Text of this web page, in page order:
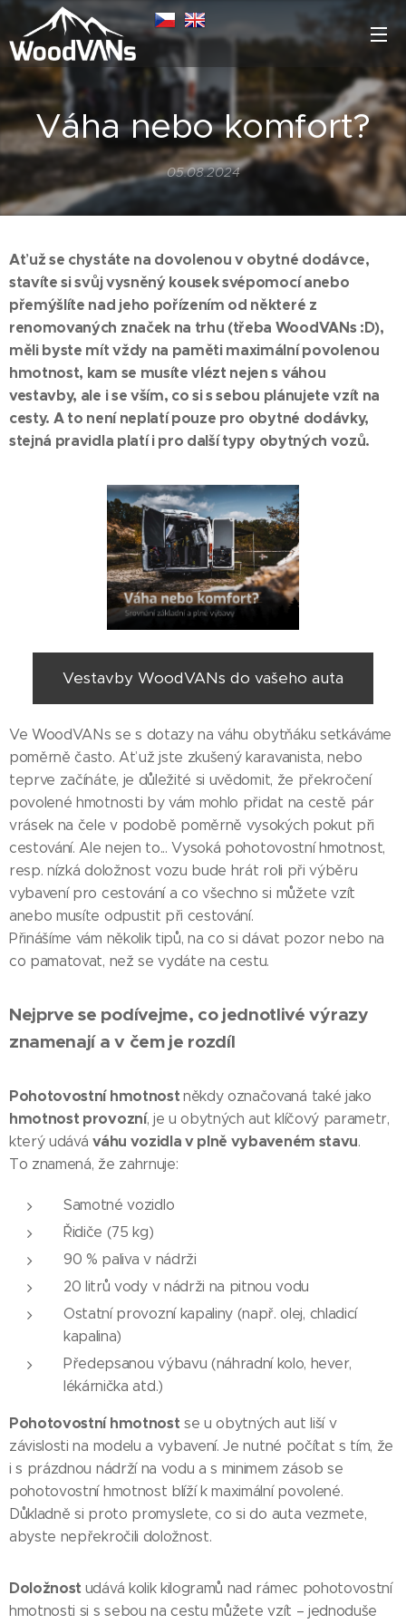
Váha nebo komfort?
05.08.2024
Ať už se chystáte na dovolenou v obytné dodávce,
stavíte si svůj vysněný kousek svépomocí anebo
přemýšlíte nad jeho pořízením od některé z
renomovaných značek na trhu (třeba WoodVANs :D),
měli byste mít vždy na paměti maximální povolenou
hmotnost, kam se musíte vlézt nejen s váhou
vestavby, ale i se vším, co si s sebou plánujete vzít na
cesty. A to není neplatí pouze pro obytné dodávky,
stejná pravidla platí i pro další typy obytných vozů.
Vestavby WoodVANs do vašeho auta
Ve WoodVANs se s dotazy na váhu obytňáku setkáváme
poměrně často. Ať už jste zkušený karavanista, nebo
teprve začínáte, je důležité si uvědomit, že překročení
povolené hmotnosti by vám mohlo přidat na cestě pár
vrásek na čele v podobě poměrně vysokých pokut při
cestování. Ale nejen to... Vysoká pohotovostní hmotnost,
resp. nízká doložnost vozu bude hrát roli při výběru
vybavení pro cestování a co všechno si můžete vzít
anebo musíte odpustit při cestování.
Přinášíme vám několik tipů, na co si dávat pozor nebo na
co pamatovat, než se vydáte na cestu.
Nejprve se podívejme, co jednotlivé výrazy
znamenají a v čem je rozdíl
Pohotovostní hmotnost někdy označovaná také jako
hmotnost provozní, je u obytných aut klíčový parametr,
který udáváváhu vozidla v plně vybaveném stavu.
To znamená, že zahrnuje:
Samotné vozidlo
Řidiče (75 kg)
90 % paliva v nádrži
20 litrů vody v nádrži na pitnou vodu
Ostatní provozní kapaliny (např. olej, chladicí
kapalina)
Předepsanou výbavu (náhradní kolo, hever,
lékárnička atd.)
Pohotovostní hmotnost se u obytných aut liší v
závislosti na modelu a vybavení. Je nutné počítat s tím, že
i s prázdnou nádrží na vodu a s minimem zásob se
pohotovostní hmotnost blíží k maximální povolené.
Důkladně si proto promyslete, co si do auta vezmete,
abyste nepřekročili doložnost.
Doložnost udává kolik kilogramů nad rámec pohotovostní
hmotnosti si s sebou na cestu můžete vzít – jednoduše